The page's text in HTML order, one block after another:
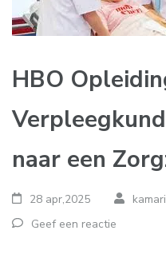
HBO
naar een
28 apr,2025
Geef een reactie